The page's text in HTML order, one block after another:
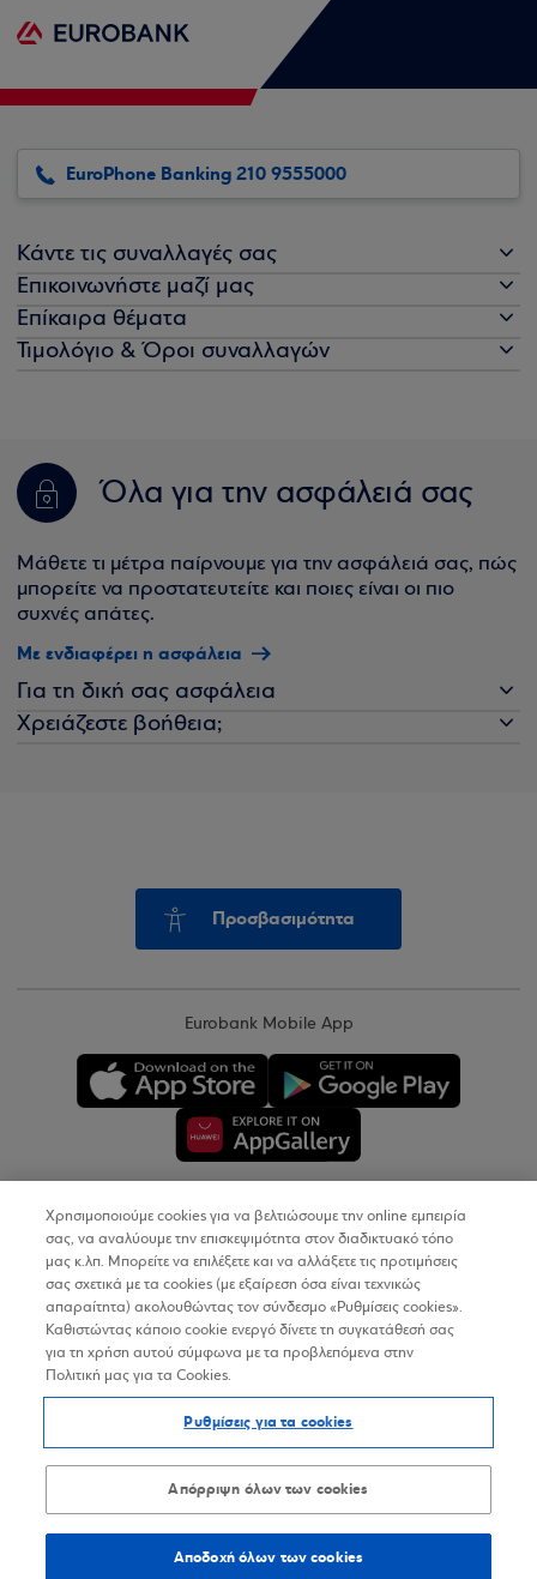
EuroPhone Banking 210 9555000
Κάντε τις συναλλαγές σας
Επικοινωνήστε μαζί μας
Επίκαιρα θέματα
Τιμολόγιο & Όροι συναλλαγών
Όλα για την ασφάλειά σας
Μάθετε τι μέτρα παίρνουμε για την ασφάλειά σας, πώς
μπορείτε να προστατευτείτε και ποιες είναι οι πιο
συχνές απάτες.
Με ενδιαφέρει η ασφάλεια
Για τη δική σας ασφάλεια
Χρειάζεστε βοήθεια;
Προσβασιμότητα
Eurobank Mobile App
Copyright © 2026
Όροι Χρήσης
Προσωπικά Δεδομένα στον Διαδικτυακό Τόπο
Δήλωση Προσβασιμότητας
Sitemap
Χρησιμοποιούμε cookies για να βελτιώσουμε την online εμπειρία
σας, να αναλύουμε την επισκεψιμότητα στον διαδικτυακό τόπο
μας κ.λπ. Μπορείτε να επιλέξετε και να αλλάξετε τις προτιμήσεις
σας σχετικά με τα cookies (με εξαίρεση όσα είναι τεχνικώς
απαραίτητα) ακολουθώντας τον σύνδεσμο «Ρυθμίσεις cookies».
Καθιστώντας κάποιο cookie ενεργό δίνετε τη συγκατάθεσή σας
για τη χρήση αυτού σύμφωνα με τα προβλεπόμενα στην
Πολιτική μας για τα Cookies.
Ρυθμίσεις για τα cookies
Απόρριψη όλων των cookies
Αποδοχή όλων των cookies